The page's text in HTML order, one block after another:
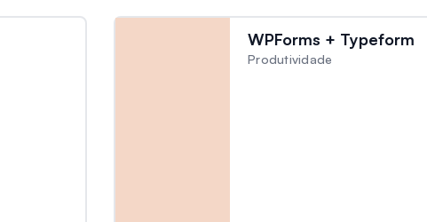
WPForms + Typeform
Produtividade